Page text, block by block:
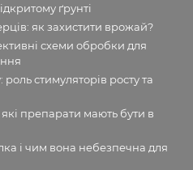
ґрунті
як захистити врожай?
схеми обробки для
стимуляторів росту та
препарати мають бути в
і чим вона небезпечна для